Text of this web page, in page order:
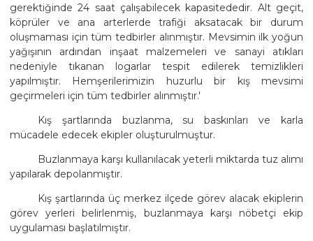
gerektiğinde 24 saat çalışabilecek kapasitededir. Alt geçit,
köprüler ve ana arterlerde trafiği aksatacak bir durum
oluşmaması için tüm tedbirler alınmıştır. Mevsimin ilk yoğun
yağışının ardından inşaat malzemeleri ve sanayi atıkları
nedeniyle tıkanan logarlar tespit edilerek temizlikleri
yapılmıştır. Hemşerilerimizin huzurlu bir kış mevsimi
geçirmeleri için tüm tedbirler alınmıştır.'
Kış şartlarında buzlanma, su baskınları ve karla
mücadele edecek ekipler oluşturulmuştur.
Buzlanmaya karşı kullanılacak yeterli miktarda tuz alımı
yapılarak depolanmıştır.
Kış şartlarında üç merkez ilçede görev alacak ekiplerin
görev yerleri belirlenmiş, buzlanmaya karşı nöbetçi ekip
uygulaması başlatılmıştır.